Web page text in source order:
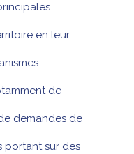
en leur
de
demandes de
portant sur des